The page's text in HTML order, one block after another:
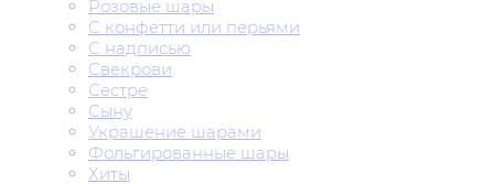
Розовые шары
С конфетти или перьями
С надписью
Свекрови
Сестре
Сыну
Украшение шарами
Фольгированные шары
Хиты